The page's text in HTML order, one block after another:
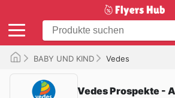
BABY UND KIND Vedes
Vedes Prospekte -